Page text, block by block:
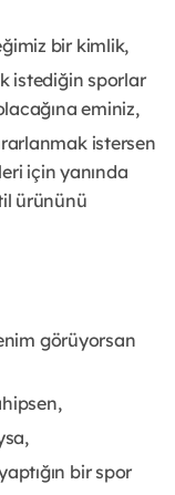
bir kimlik,
istediğin sporlar
eminiz,
istersen
için yanında
ürününü
görüyorsan
bir spor